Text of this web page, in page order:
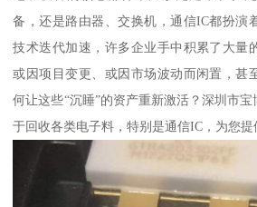
备，还是路由器、交换机，通信IC都扮演
技术迭代加速，许多企业手中积累了大量
或因项目变更、或因市场波动而闲置，甚
何让这些“沉睡”的资产重新激活？深圳市
于回收各类电子料，特别是通信IC，为您提